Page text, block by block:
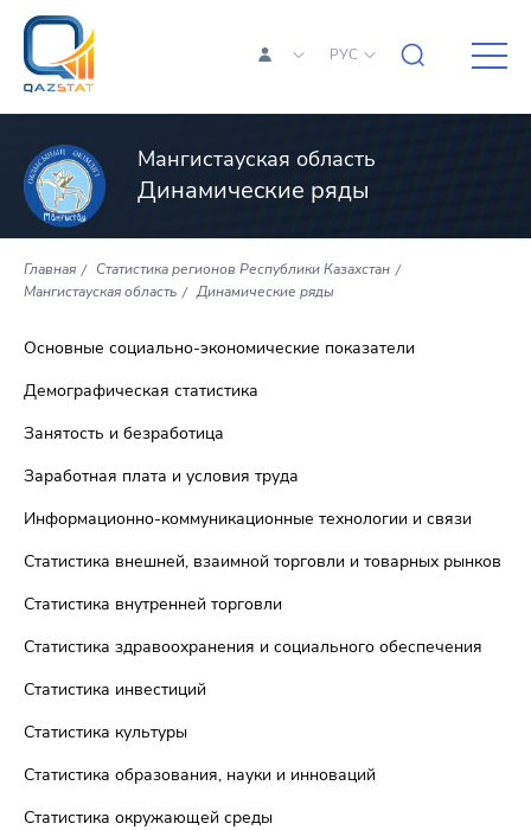
РУС
Мангистауская область
Динамические ряды
Главная
Статистика регионов Республики Казахстан
Мангистауская область
Динамические ряды
Основные социально-экономические показатели
Демографическая статистика
Занятость и безработица
Заработная плата и условия труда
Информационно-коммуникационные технологии и связи
Статистика внешней, взаимной торговли и товарных рынков
Статистика внутренней торговли
Статистика здравоохранения и социального обеспечения
Статистика инвестиций
Статистика культуры
Статистика образования, науки и инноваций
Статистика окружающей среды